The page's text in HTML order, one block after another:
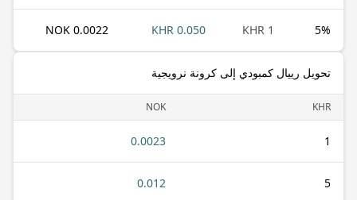
5%
1 KHR
0.050 KHR
0.0022 NOK
تحويل رييال كمبودي إلى كرونة نرويجية
KHR
NOK
1
0.0023
5
0.012